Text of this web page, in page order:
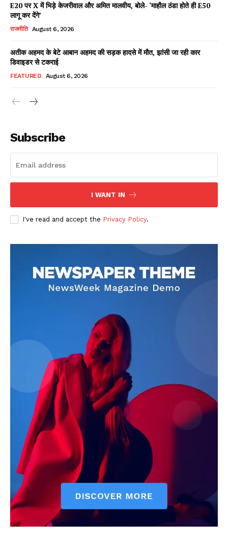
Facebook
Read Latest News on AIN
NEWS 1 App
AIN NEWS 1
Contact Us
Privacy Policy
Terms of Use Agreement
Facebook
X WhatsApp
Share
E20 पर X में भिड़े केजरीवाल और अमित मालवीय, बोले- ‘माहौल ठंडा होते ही E50
लागू कर देंगे’
राजनीति August 6, 2026
अतीक अहमद के बेटे आबान अहमद की सड़क हादसे में मौत, झांसी जा रही कार
डिवाइडर से टकराई
FEATURED August 6, 2026
Subscribe
I WANT IN
I've read and accept the Privacy Policy.